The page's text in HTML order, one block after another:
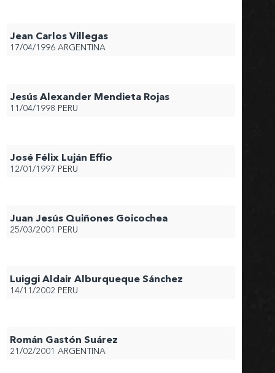
Jean Carlos Villegas
17/04/1996 ARGENTINA
Jesús Alexander Mendieta Rojas
11/04/1998 PERU
José Félix Luján Effio
12/01/1997 PERU
Juan Jesús Quiñones Goicochea
25/03/2001 PERU
Luiggi Aldair Alburqueque Sánchez
14/11/2002 PERU
Román Gastón Suárez
21/02/2001 ARGENTINA